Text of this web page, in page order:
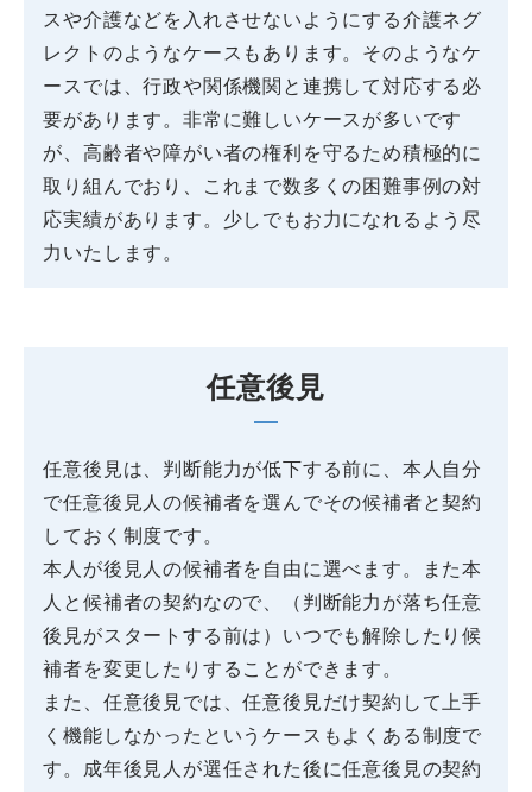
スや介護などを入れさせないようにする介護ネグ
レクトのようなケースもあります。そのようなケ
ースでは、行政や関係機関と連携して対応する必
要があります。非常に難しいケースが多いです
が、高齢者や障がい者の権利を守るため積極的に
取り組んでおり、これまで数多くの困難事例の対
応実績があります。少しでもお力になれるよう尽
力いたします。
任意後見
任意後見は、判断能力が低下する前に、本人自分
で任意後見人の候補者を選んでその候補者と契約
しておく制度です。
本人が後見人の候補者を自由に選べます。また本
人と候補者の契約なので、（判断能力が落ち任意
後見がスタートする前は）いつでも解除したり候
補者を変更したりすることができます。
また、任意後見では、任意後見だけ契約して上手
く機能しなかったというケースもよくある制度で
す。成年後見人が選任された後に任意後見の契約